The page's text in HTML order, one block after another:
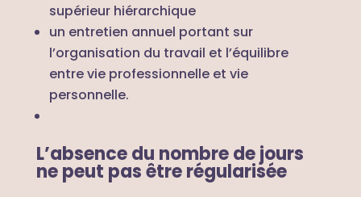
supérieur hiérarchique
un entretien annuel portant sur
l’organisation du travail et l’équilibre
entre vie professionnelle et vie
personnelle.
L’absence du nombre de jours
ne peut pas être régularisée